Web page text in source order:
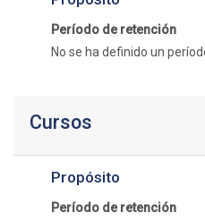
Período de retención
No se ha definido un
Cursos
Propósito
Período de retención